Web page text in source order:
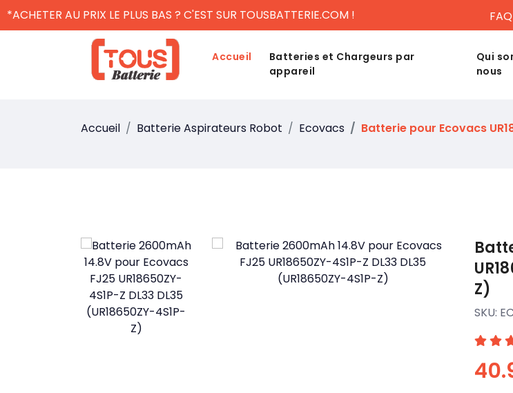
*ACHETER AU PRIX LE PLUS BAS ? C'EST SUR TOUSBATTERIE.COM ! FAQ
Accueil
Batteries et Chargeurs par
appareil
Qui
nous
Accueil Batterie Aspirateurs Robot Ecovacs Batterie pour Ecovacs
Z)
SKU: